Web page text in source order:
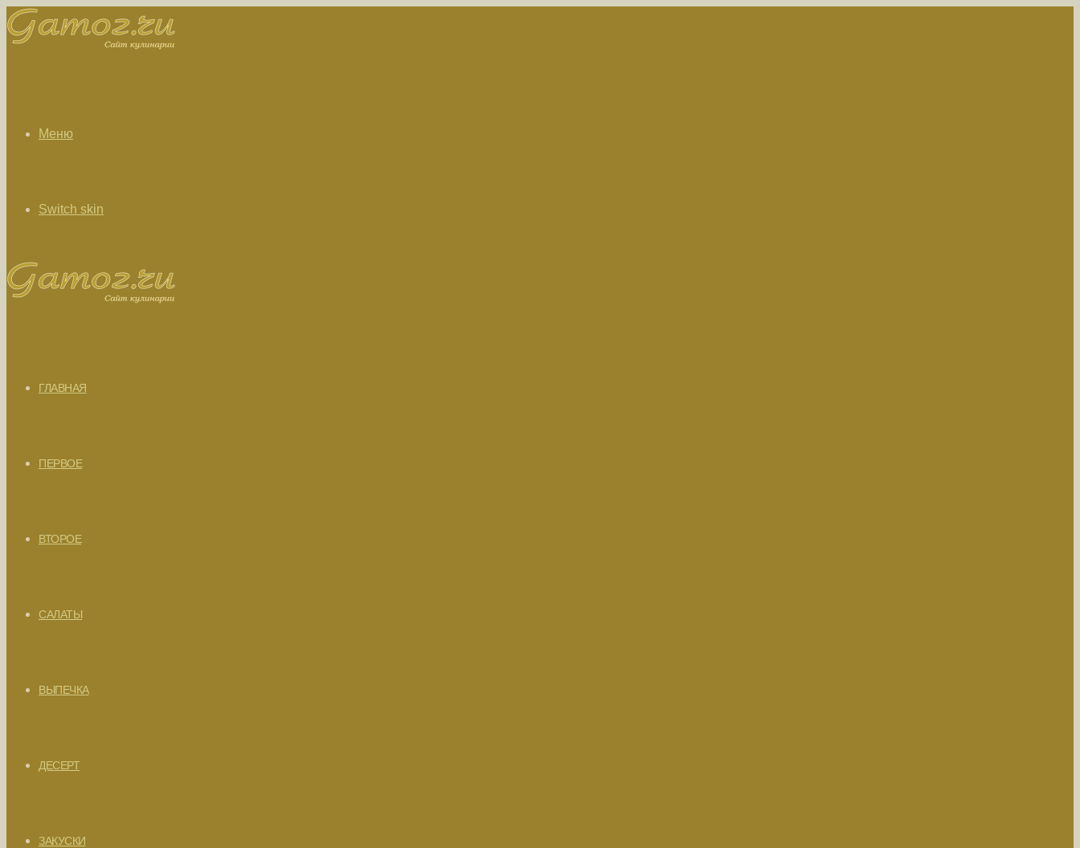
Меню
Switch skin
ГЛАВНАЯ
ПЕРВОЕ
ВТОРОЕ
САЛАТЫ
ВЫПЕЧКА
ДЕСЕРТ
ЗАКУСКИ